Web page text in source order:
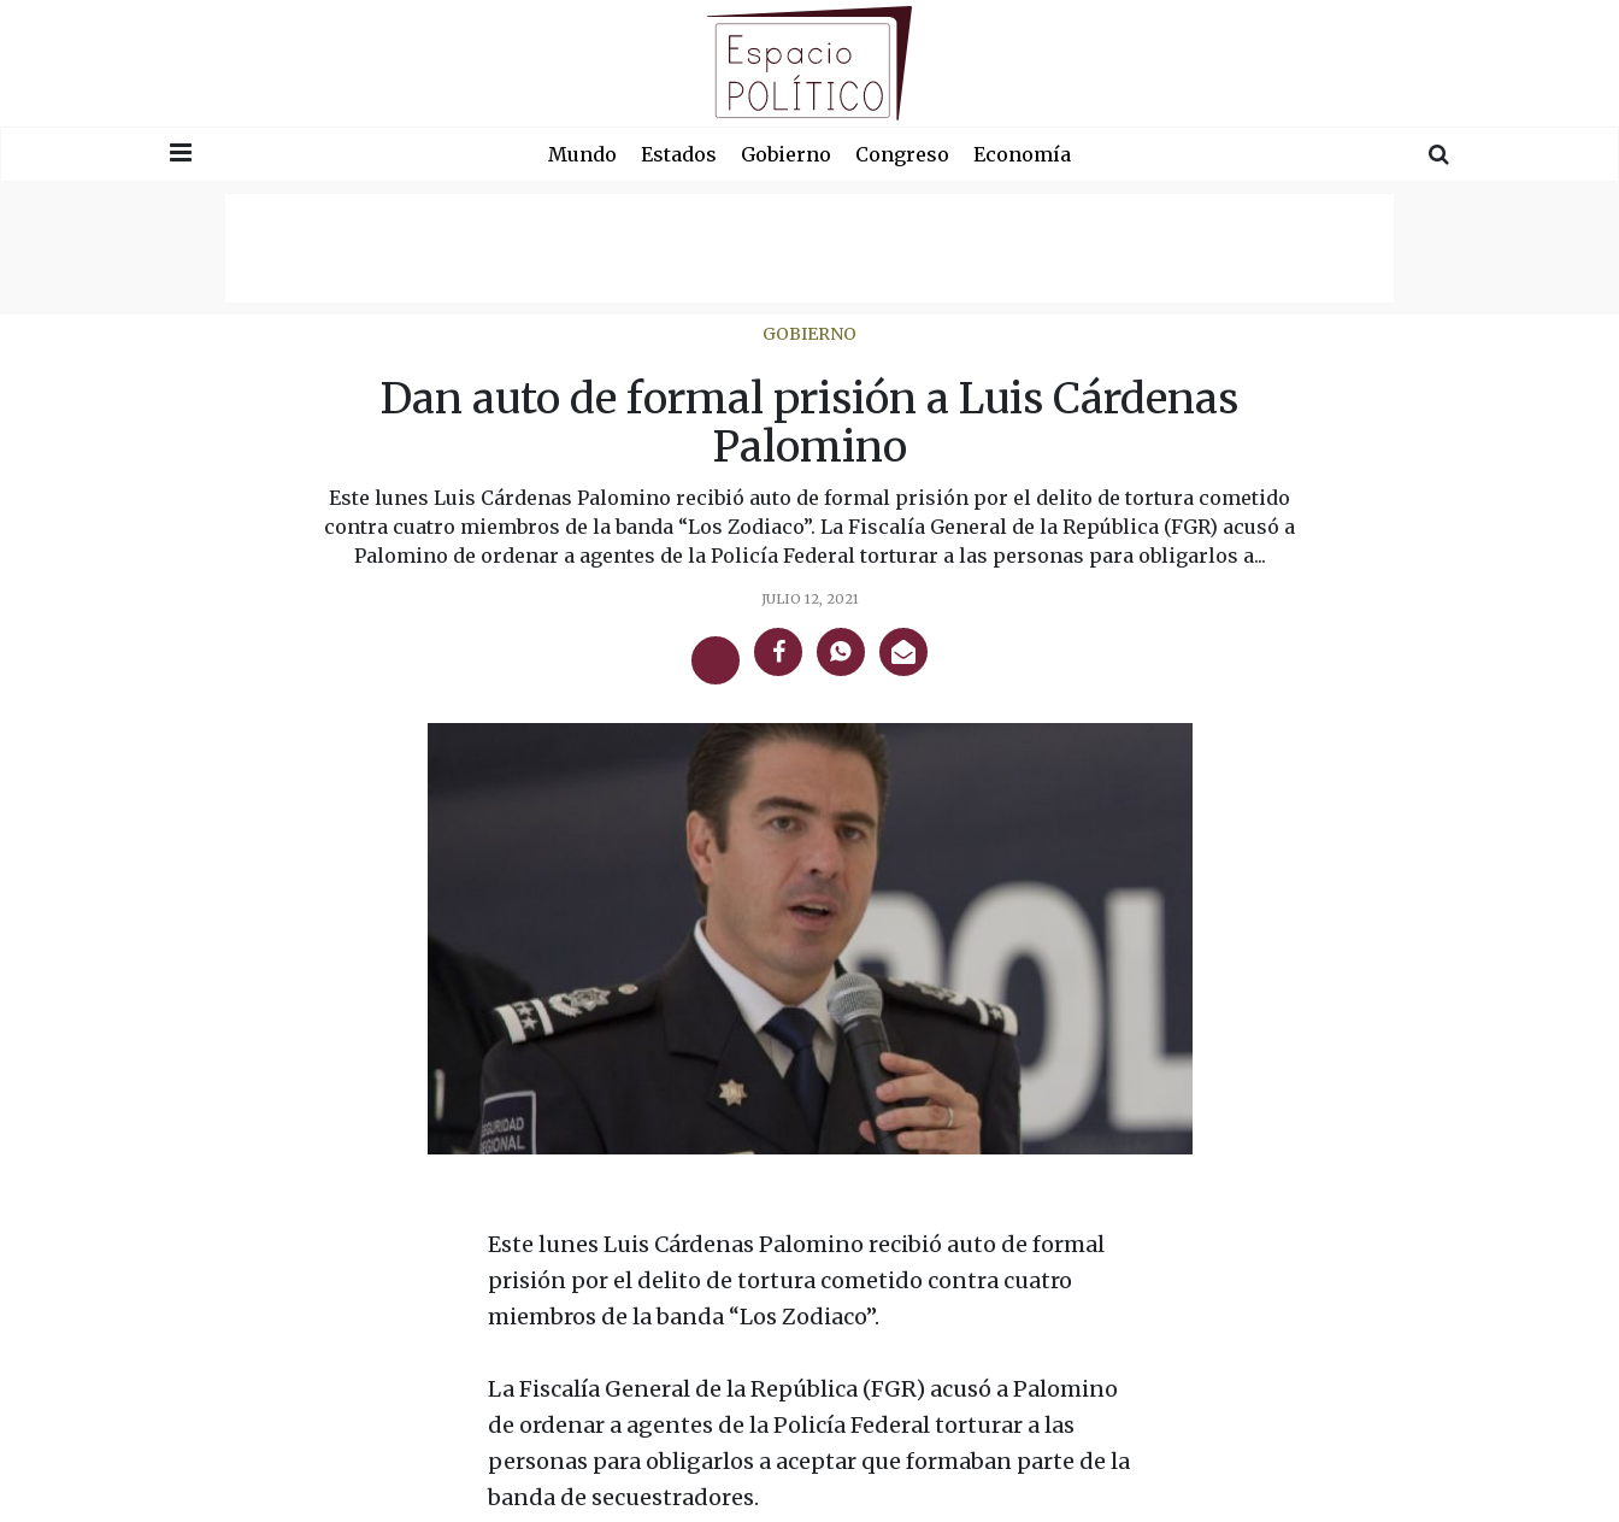
Mundo Estados Gobierno Congreso Economía
GOBIERNO
Dan auto de formal prisión a Luis Cárdenas
Palomino
Este lunes Luis Cárdenas Palomino recibió auto de formal prisión por el delito de tortura cometido
contra cuatro miembros de la banda “Los Zodiaco”. La Fiscalía General de la República (FGR) acusó a
Palomino de ordenar a agentes de la Policía Federal torturar a las personas para obligarlos a...
JULIO 12, 2021
Este lunes Luis Cárdenas Palomino recibió auto de formal
prisión por el delito de tortura cometido contra cuatro
miembros de la banda “Los Zodiaco”.
La Fiscalía General de la República (FGR) acusó a Palomino
de ordenar a agentes de la Policía Federal torturar a las
personas para obligarlos a aceptar que formaban parte de la
banda de secuestradores.